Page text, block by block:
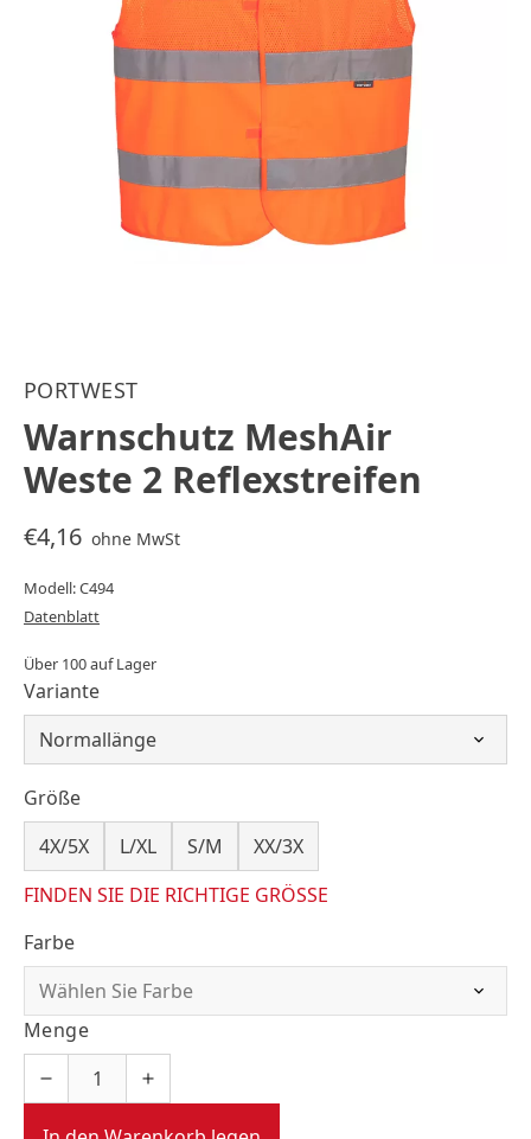
PORTWEST
Warnschutz MeshAir
Weste 2 Reflexstreifen
€4,16 ohne MwSt
Modell: C494
Datenblatt
Über 100 auf Lager
Variante
Größe
4X/5X
L/XL S/M
XX/3X
FINDEN SIE DIE RICHTIGE GRÖSSE
Farbe
Menge